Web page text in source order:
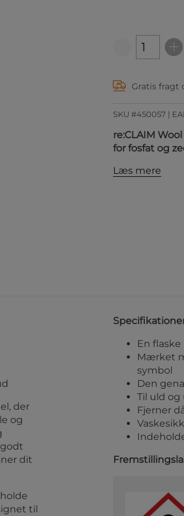
Gratis fragt
SKU #450057 |
re:CLAIM
for fosfat og
Læs mere
der
og
dit
til
En flaske
Mærket
symbol
Den
Til uld
Fjerner